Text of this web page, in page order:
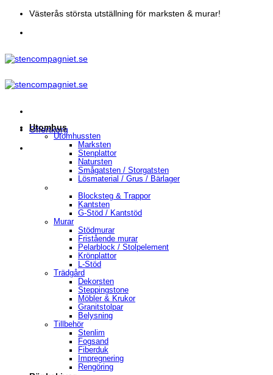
Skip
content
Västerås största utställning för marksten & murar!
Offertkorg
Utomhus
Utomhussten
Marksten
Stenplattor
Natursten
Smågatsten / Storgatsten
Lösmaterial / Grus / Bärlager
Blocksteg & Trappor
Kantsten
G-Stöd / Kantstöd
Murar
Stödmurar
Fristående murar
Pelarblock / Stolpelement
Krönplattor
L-Stöd
Trädgård
Dekorsten
Steppingstone
Möbler & Krukor
Granitstolpar
Belysning
Tillbehör
Stenlim
Fogsand
Fiberduk
Impregnering
Rengöring